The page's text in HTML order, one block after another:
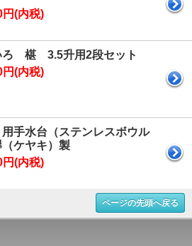
円(内税)
ろ 椹 3.5升用2段セット
円(内税)
手水台（ステンレスボウル
ケヤキ）製
円(内税)
ページの先頭へ戻る